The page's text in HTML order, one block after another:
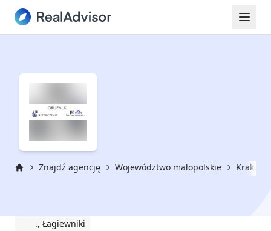
Znajdź agencję Województwo małopolskie Kraków
., Łagiewniki